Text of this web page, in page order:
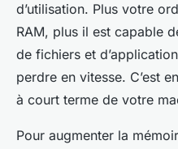
d’utilisation. Plus votre
RAM, plus il est capable
de fichiers et
perdre en vitesse. C’est
à court terme de votre
Pour augmenter la